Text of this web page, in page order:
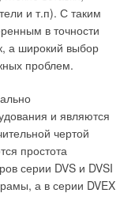
и т.п). С таким
в точности
а широкий выбор
проблем.
и являются
чертой
простота
серии DVS и DVSI
а в серии DVEX
контроля
десятилетия
многих лет
благодаря
во всем мире. И
Вот, например, в
новую линейку
современную
к
и
Rendimax, GN
нагрева BF
л/ч, бойлеры BF
горячей
анодом,